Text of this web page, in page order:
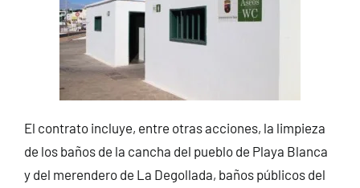
El contrato incluye, entre otras acciones, la limpieza
de los baños de la cancha del pueblo de Playa Blanca
y del merendero de La Degollada, baños públicos del